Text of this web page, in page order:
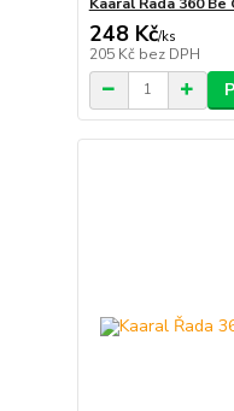
248 Kč/ks
205 Kč bez DPH